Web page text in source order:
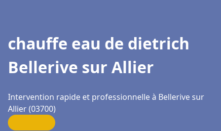
chauffe eau de dietrich
Bellerive sur Allier
Intervention rapide et professionnelle à Bellerive sur
Allier (03700)